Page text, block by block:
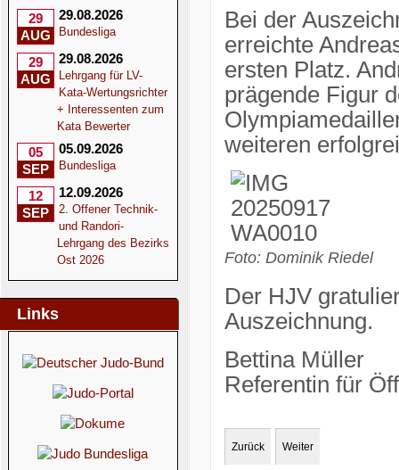
29
AUG
29.08.2026
Bundesliga
29
AUG
29.08.2026
Lehrgang für LV-
Kata-Wertungsrichter
+ Interessenten zum
Kata Bewerter
05
SEP
05.09.2026
Bundesliga
12
SEP
12.09.2026
2. Offener Technik-
und Randori-
Lehrgang des Bezirks
Ost 2026
Links
Bei der
erreichte
ersten Platz.
prägende Figur
weiteren
Foto: Dominik Riedel
Der HJV
Auszeichnung.
Bettina Müller
Referentin für
Zurück Weiter